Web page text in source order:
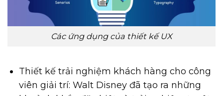
Các ứng dụng của thiết kế UX
Thiết kế trải nghiệm khách hàng cho công
viên giải trí: Walt Disney đã tạo ra những